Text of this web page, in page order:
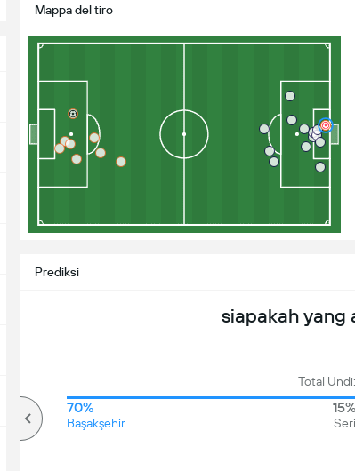
Mappa del tiro
Prediksi
siapakah yang
Total
70%
Başakşehir
15%
Seri